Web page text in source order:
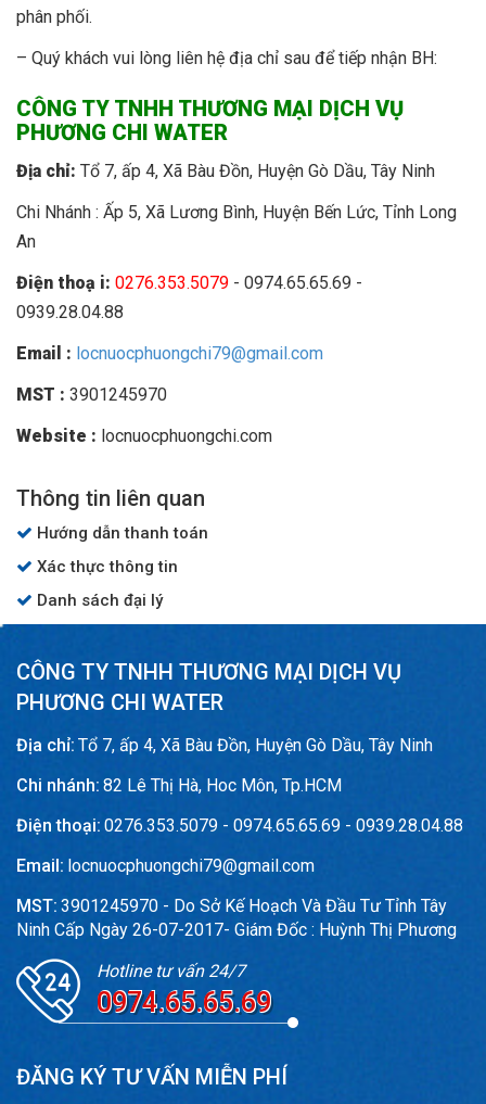
phân phối.
– Quý khách vui lòng liên hệ địa chỉ sau để tiếp nhận BH:
CÔNG TY TNHH THƯƠNG MẠI DỊCH VỤ
PHƯƠNG CHI WATER
Địa chỉ: Tổ 7, ấp 4, Xã Bàu Đồn, Huyện Gò Dầu, Tây Ninh
Chi Nhánh : Ấp 5, Xã Lương Bình, Huyện Bến Lức, Tỉnh Long
An
Điện thoạ i: 0276.353.5079 - 0974.65.65.69 -
0939.28.04.88
Email : locnuocphuongchi79@gmail.com
MST : 3901245970
Website : locnuocphuongchi.com
Thông tin liên quan
Hướng dẫn thanh toán
Xác thực thông tin
Danh sách đại lý
CÔNG TY TNHH THƯƠNG MẠI DỊCH VỤ
PHƯƠNG CHI WATER
Địa chỉ: Tổ 7, ấp 4, Xã Bàu Đồn, Huyện Gò Dầu, Tây Ninh
Chi nhánh: 82 Lê Thị Hà, Hoc Môn, Tp.HCM
Điện thoại: 0276.353.5079 - 0974.65.65.69 - 0939.28.04.88
Email: locnuocphuongchi79@gmail.com
MST: 3901245970 - Do Sở Kế Hoạch Và Đầu Tư Tỉnh Tây
Ninh Cấp Ngày 26-07-2017- Giám Đốc : Huỳnh Thị Phương
Hotline tư vấn 24/7
0974.65.65.69
ĐĂNG KÝ TƯ VẤN MIỄN PHÍ